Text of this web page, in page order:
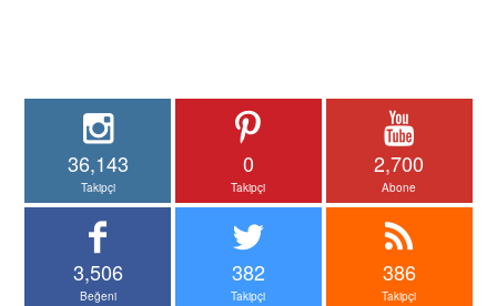
36,143
Takipçi
0
Takipçi
2,700
Abone
3,506
Beğeni
382
Takipçi
386
Takipçi